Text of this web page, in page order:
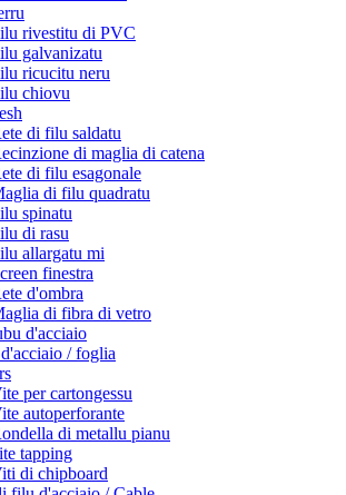
rivestitu di PVC
galvanizatu
ricucitu neru
chiovu
di filu saldatu
di maglia di catena
di filu esagonale
di filu quadratu
spinatu
di rasu
allargatu mi
finestra
d'ombra
di fibra di vetro
d'acciaio
/ foglia
per cartongessu
autoperforante
di metallu pianu
tapping
di chipboard